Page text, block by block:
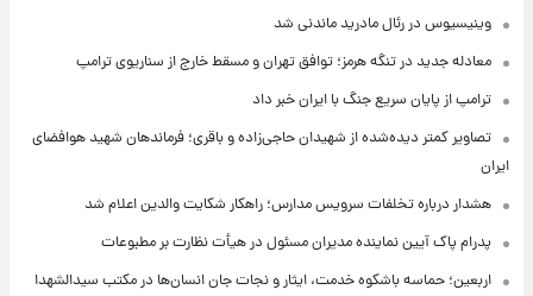
وینیسیوس در رئال مادرید ماندنی شد
معادله جدید در تنگه هرمز؛ توافق تهران و مسقط خارج از سناریوی ترامپ
ترامپ از پایان سریع جنگ با ایران خبر داد
تصاویر کمتر دیده‌شده از شهیدان حاجی‌زاده و باقری؛ فرماندهان شهید هوافضای
ایران
هشدار درباره تخلفات سرویس مدارس؛ راهکار شکایت والدین اعلام شد
پدرام پاک آیین نماینده مدیران مسئول در هیأت نظارت بر مطبوعات
اربعین؛ حماسه باشکوه خدمت، ایثار و نجات جان انسان‌ها در مکتب سیدالشهدا